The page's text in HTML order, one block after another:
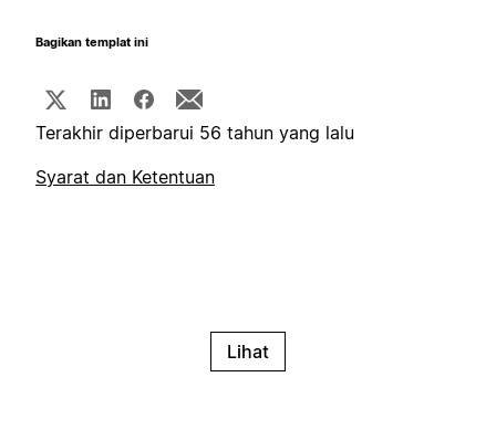
Bagikan templat ini
Terakhir diperbarui 56 tahun yang lalu
Syarat dan Ketentuan
Lihat